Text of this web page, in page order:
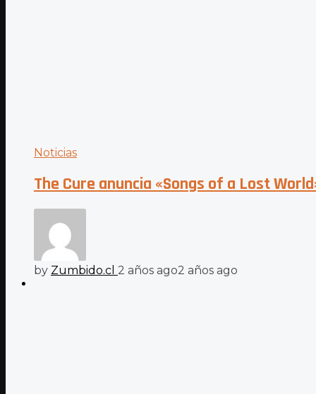
Noticias
The Cure anuncia «Songs of a Lost
by Zumbido.cl 2 años ago2 años ago